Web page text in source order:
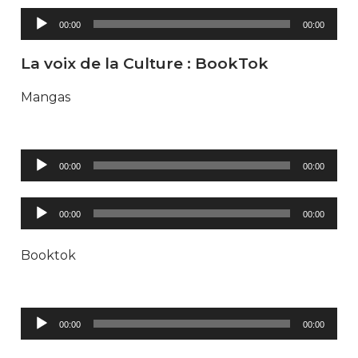
Lecteur
audio
00:00 00:00
La voix de la Culture : BookTok
Mangas
Lecteur
audio
00:00 00:00
Lecteur
audio
00:00 00:00
Booktok
Lecteur
audio
00:00 00:00